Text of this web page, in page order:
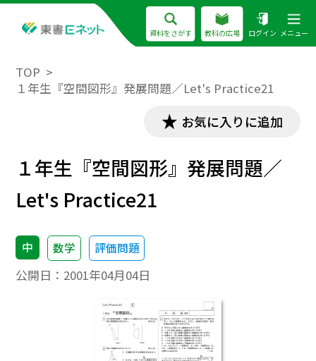
資料をさがす 教科の広場 ログイン メニュー
TOP
１年生『空間図形』発展問題／Let's Practice21
お気に入りに追加
１年生『空間図形』発展問題／
Let's Practice21
中 数学 評価問題
公開日： 2001年04月04日